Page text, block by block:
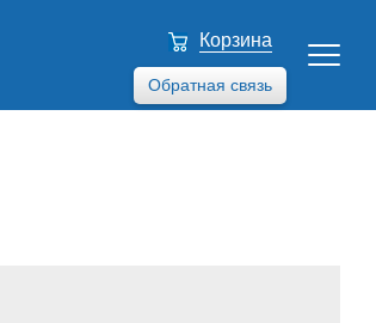
Обратная связь
Корзина